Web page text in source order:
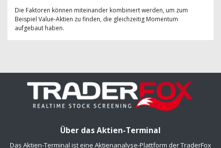
Die Faktoren können miteinander kombiniert werden, um zum
Beispiel Value-Aktien zu finden, die gleichzeitig Momentum
aufgebaut haben.
Über das Aktien-Terminal
Das Aktien-Terminal ist eine Aktienanalyse-Plattform der TraderFox